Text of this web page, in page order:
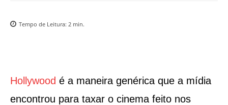
Tempo de Leitura: 2 min.
Hollywood é a maneira genérica que a mídia
encontrou para taxar o cinema feito nos